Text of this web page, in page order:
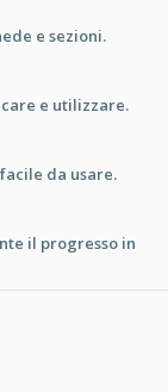
e sezioni.
e utilizzare.
da usare.
il progresso in